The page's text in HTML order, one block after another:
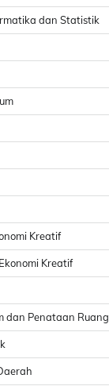
dan Statistik
Kreatif
Kreatif
dan Penataan Ruang